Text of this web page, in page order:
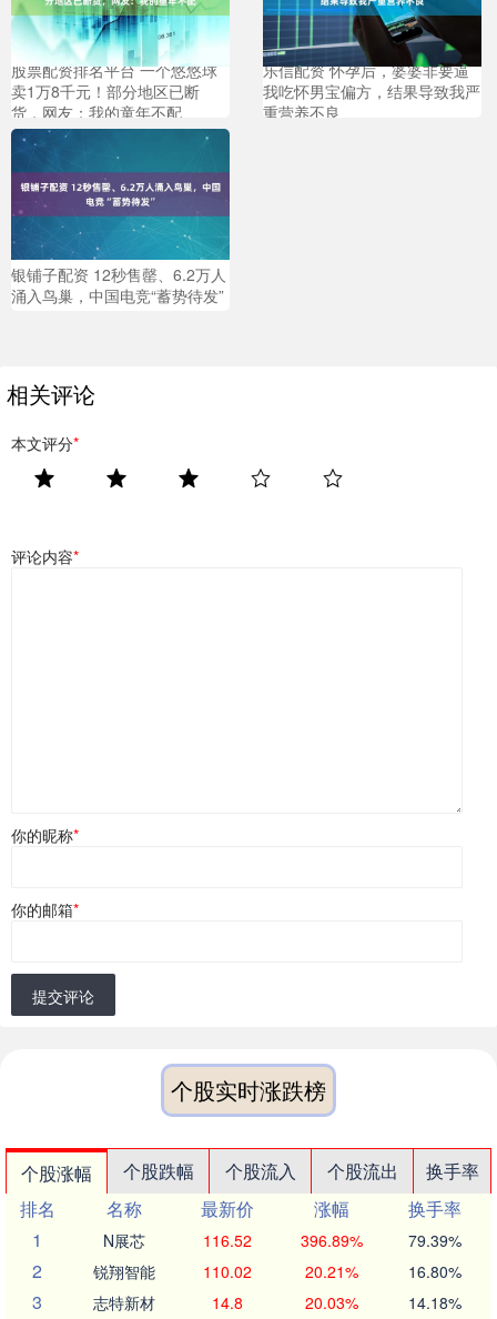
股票配资排名平台 一个悠悠球
卖1万8千元！部分地区已断
货，网友：我的童年不配
乐信配资 怀孕后，婆婆非要逼
我吃怀男宝偏方，结果导致我严
重营养不良
银铺子配资 12秒售罄、6.2万人
涌入鸟巢，中国电竞“蓄势待发”
相关评论
本文评分*
评论内容*
你的昵称*
你的邮箱*
提交评论
个股实时涨跌榜
个股涨幅 个股跌幅 个股流入 个股流出
换手率
排名
名称 最新价 涨幅
换手率
1
N展芯 116.52 396.89% 79.39%
2 锐翔智能 110.02 20.21% 16.80%
3 志特新材 14.8 20.03% 14.18%